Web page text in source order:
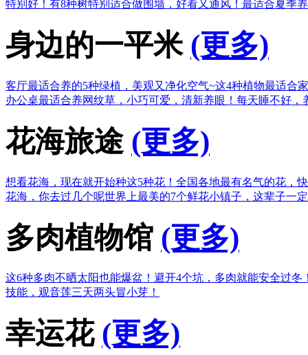
特别好！ 有8种树特别适合做围墙，好看又通风！ 最适合夏季
身边的一平米 (更多)
客厅最适合养的5种绿植，美观又净化空气~这4种植物最适合
办公桌最适合养网纹草，小巧可爱，清新养眼！ 每天睡不好，
花海旅途 (更多)
想看花海，现在就开始种这5种花！ 全国各地最有名气的花，
花海，你去过几个呢世界上最美的7个鲜花小镇子，这辈子一
多肉植物馆 (更多)
这6种多肉不晒太阳也能爆盆！ 避开4个坑，多肉就能安全过冬
技能，观音莲三天两头冒小芽！
幸运花 (更多)